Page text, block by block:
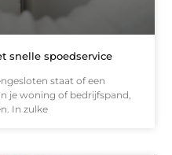
snelle spoedservice
staat of een
je woning of bedrijfspand,
In zulke